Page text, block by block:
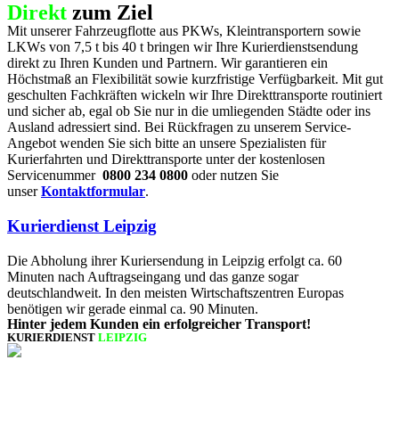
Direkt zum Ziel
Mit unserer Fahrzeugflotte aus PKWs, Kleintransportern sowie
LKWs von 7,5 t bis 40 t bringen wir Ihre Kurierdienstsendung
direkt zu Ihren Kunden und Partnern. Wir garantieren ein
Höchstmaß an Flexibilität sowie kurzfristige Verfügbarkeit. Mit gut
geschulten Fachkräften wickeln wir Ihre Direkttransporte routiniert
und sicher ab, egal ob Sie nur in die umliegenden Städte oder ins
Ausland adressiert sind. Bei Rückfragen zu unserem Service-
Angebot wenden Sie sich bitte an unsere Spezialisten für
Kurierfahrten und Direkttransporte unter der kostenlosen
Servicenummer 0800 234 0800 oder nutzen Sie
unserKontaktformular.
Kurierdienst Leipzig
Die Abholung ihrer Kuriersendung in Leipzig erfolgt ca. 60
Minuten nach Auftragseingang und das ganze sogar
deutschlandweit. In den meisten Wirtschaftszentren Europas
benötigen wir gerade einmal ca. 90 Minuten.
Hinter jedem Kunden ein erfolgreicher Transport!
KURIERDIENST LEIPZIG